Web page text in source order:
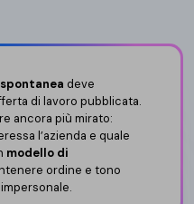
deve
di lavoro pubblicata.
ancora più mirato:
l’azienda e quale
modello di
ordine e tono